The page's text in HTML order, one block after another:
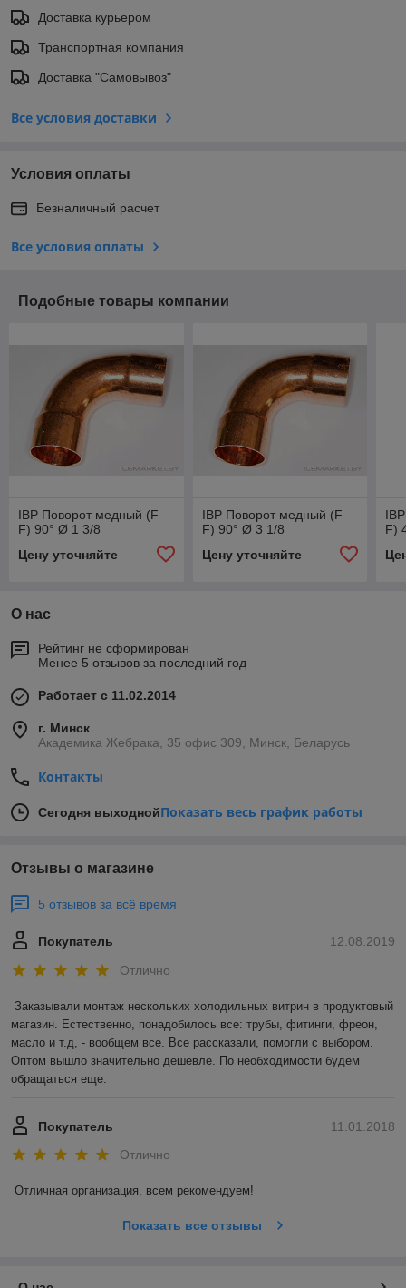
Доставка курьером
Транспортная компания
Доставка "Самовывоз"
Все условия доставки
Условия оплаты
Безналичный расчет
Все условия оплаты
Подобные товары компании
IBP Поворот медный (F –
F) 90° Ø 1 3/8
Цену уточняйте
IBP Поворот медный (F –
F) 90° Ø 3 1/8
Цену уточняйте
F)
О нас
Рейтинг не сформирован
Менее 5 отзывов за последний год
Работает с 11.02.2014
г. Минск
Академика Жебрака, 35 офис 309, Минск, Беларусь
Контакты
Сегодня выходнойПоказать весь график работы
Отзывы о магазине
5 отзывов за всё время
12.08.2019
Покупатель
Отлично
Заказывали монтаж нескольких холодильных витрин в продуктовый
магазин. Естественно, понадобилось все: трубы, фитинги, фреон,
масло и т.д, - вообщем все. Все рассказали, помогли с выбором.
Оптом вышло значительно дешевле. По необходимости будем
обращаться еще.
11.01.2018
Покупатель
Отлично
Отличная организация, всем рекомендуем!
Показать все отзывы